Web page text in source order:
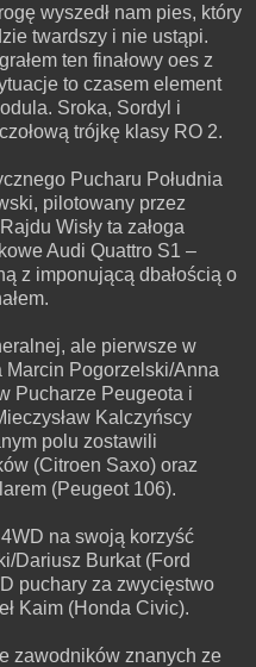
wyszedł nam pies, który
twardszy i nie ustąpi.
ten finałowy oes z
to czasem element
Sroka, Sordyl i
trójkę klasy RO 2.
Pucharu Południa
pilotowany przez
Wisły ta załoga
Audi Quattro S1 –
z imponującą dbałością o
ale pierwsze w
Marcin Pogorzelski/Anna
Pucharze Peugeota i
Kalczyńscy
polu zostawili
(Citroen Saxo) oraz
(Peugeot 106).
na swoją korzyść
Dariusz Burkat (Ford
puchary za zwycięstwo
Kaim (Honda Civic).
zawodników znanych ze